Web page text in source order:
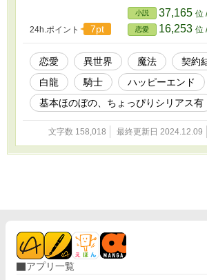
の体も心も全てを食べてしまいたい」 白龍使い
ンスと、聖女セシルのドタバタラブファンタジ
24h.ポイント
7pt
小説 37,165 位
恋愛 16,253 位
恋愛 異世界 魔法
契約
白龍
騎士
ハッピーエンド
基本ほのぼの、ちょっぴりシリアス有
文字数 158,018 最終更新日 2024.12.09
アプリ一覧